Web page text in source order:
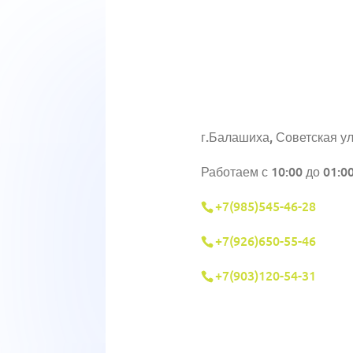
г.Балашиха, Советская
Работаем с 10:00 до
+7(985)545-46-28
+7(926)650-55-46
+7(903)120-54-31